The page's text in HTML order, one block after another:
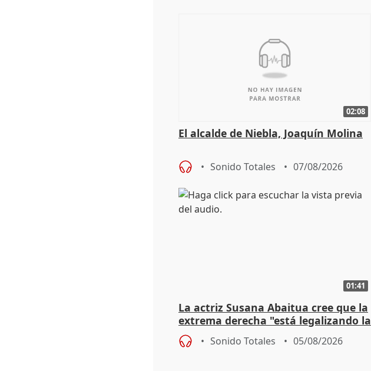
02:08
El alcalde de Niebla, Joaquín Molina
Sonido Totales 07/08/2026
01:41
La actriz Susana Abaitua cree que la
extrema derecha "está legalizando la
homofobia"
Sonido Totales 05/08/2026